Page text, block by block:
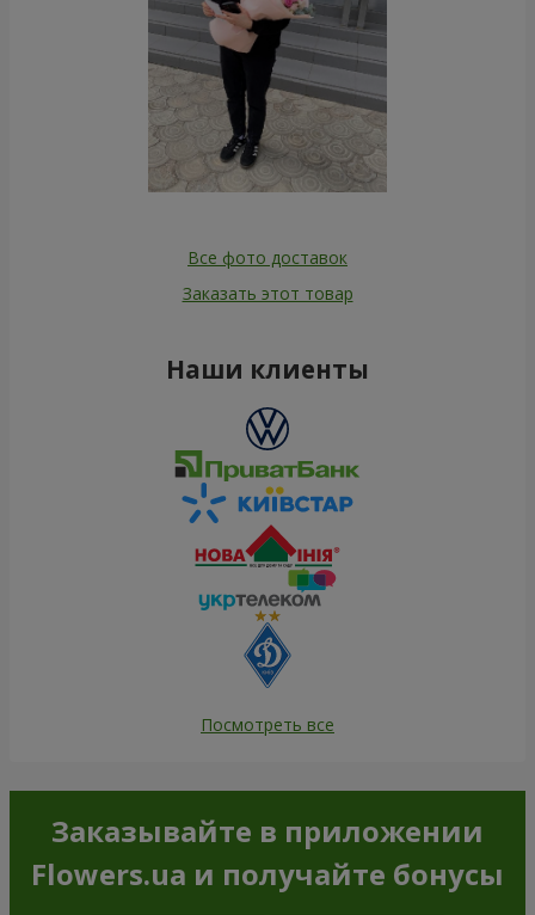
Все фото доставок
Заказать этот товар
Наши клиенты
Посмотреть все
Заказывайте в приложении
Flowers.ua и получайте бонусы